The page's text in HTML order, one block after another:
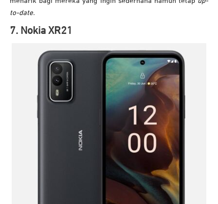
to-date.
7. Nokia XR21